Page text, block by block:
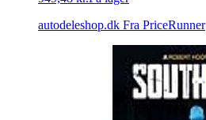
autodeleshop.dk Fra PriceRunner